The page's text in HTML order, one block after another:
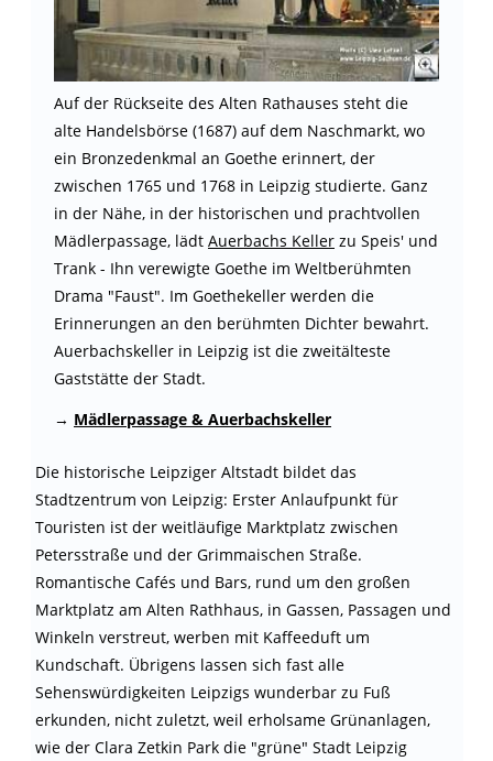
Auf der Rückseite des Alten Rathauses steht die
alte Handelsbörse (1687) auf dem Naschmarkt, wo
ein Bronzedenkmal an Goethe erinnert, der
zwischen 1765 und 1768 in Leipzig studierte. Ganz
in der Nähe, in der historischen und prachtvollen
Mädlerpassage, lädt Auerbachs Keller zu Speis' und
Trank - Ihn verewigte Goethe im Weltberühmten
Drama "Faust". Im Goethekeller werden die
Erinnerungen an den berühmten Dichter bewahrt.
Auerbachskeller in Leipzig ist die zweitälteste
Gaststätte der Stadt.
→ Mädlerpassage & Auerbachskeller
Die historische Leipziger Altstadt bildet das
Stadtzentrum von Leipzig: Erster Anlaufpunkt für
Touristen ist der weitläufige Marktplatz zwischen
Petersstraße und der Grimmaischen Straße.
Romantische Cafés und Bars, rund um den großen
Marktplatz am Alten Rathhaus, in Gassen, Passagen und
Winkeln verstreut, werben mit Kaffeeduft um
Kundschaft. Übrigens lassen sich fast alle
Sehenswürdigkeiten Leipzigs wunderbar zu Fuß
erkunden, nicht zuletzt, weil erholsame Grünanlagen,
wie der Clara Zetkin Park die "grüne" Stadt Leipzig